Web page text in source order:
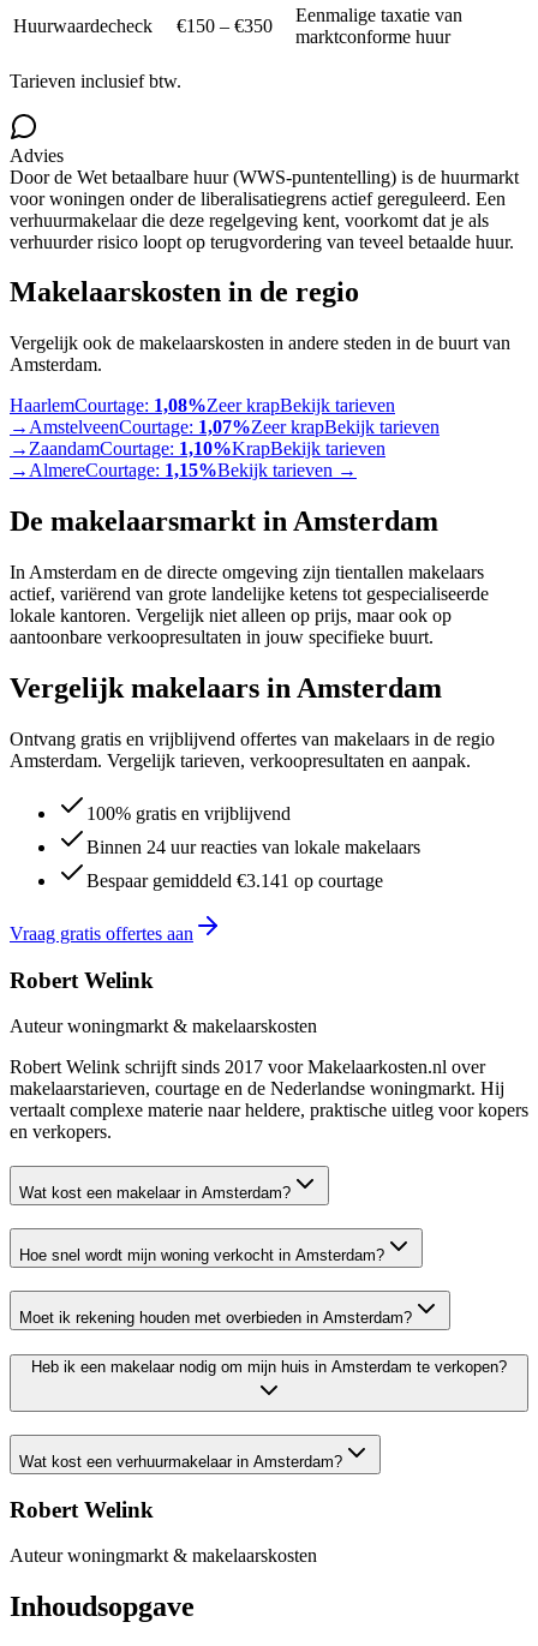
Huurwaardecheck
€150 – €350
Eenmalige taxatie van
marktconforme huur
Tarieven inclusief btw.
Advies
Door de Wet betaalbare huur (WWS-puntentelling) is de huurmarkt
voor woningen onder de liberalisatiegrens actief gereguleerd. Een
verhuurmakelaar die deze regelgeving kent, voorkomt dat je als
verhuurder risico loopt op terugvordering van teveel betaalde huur.
Makelaarskosten in de regio
Vergelijk ook de makelaarskosten in andere steden in de buurt van
Amsterdam.
HaarlemCourtage: 1,08%Zeer krapBekijk tarieven
→ AmstelveenCourtage: 1,07%Zeer krapBekijk tarieven
→ ZaandamCourtage: 1,10%KrapBekijk tarieven
→ AlmereCourtage: 1,15%Bekijk tarieven →
De makelaarsmarkt inAmsterdam
In Amsterdam en de directe omgeving zijn tientallen makelaars
actief, variërend van grote landelijke ketens tot gespecialiseerde
lokale kantoren. Vergelijk niet alleen op prijs, maar ook op
aantoonbare verkoopresultaten in jouw specifieke buurt.
Vergelijk makelaars in Amsterdam
Ontvang gratis en vrijblijvend offertes van makelaars in de regio
Amsterdam. Vergelijk tarieven, verkoopresultaten en aanpak.
100% gratis en vrijblijvend
Binnen 24 uur reacties van lokale makelaars
Bespaar gemiddeld €3.141 op courtage
Vraag gratis offertes aan
Robert Welink
Auteur woningmarkt & makelaarskosten
Robert Welink schrijft sinds 2017 voor Makelaarkosten.nl over
makelaarstarieven, courtage en de Nederlandse woningmarkt. Hij
vertaalt complexe materie naar heldere, praktische uitleg voor kopers
en verkopers.
Wat kost een makelaar in Amsterdam?
Hoe snel wordt mijn woning verkocht in Amsterdam?
Moet ik rekening houden met overbieden in Amsterdam?
Heb ik een makelaar nodig om mijn huis in Amsterdam te verkopen?
Wat kost een verhuurmakelaar in Amsterdam?
Robert Welink
Auteur woningmarkt & makelaarskosten
Inhoudsopgave